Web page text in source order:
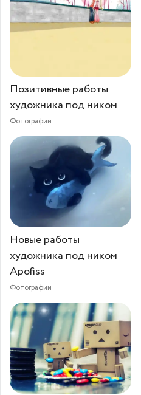
Позитивные работы
художника под ником
Фотографии
Новые работы
художника под ником
Apofiss
Фотографии